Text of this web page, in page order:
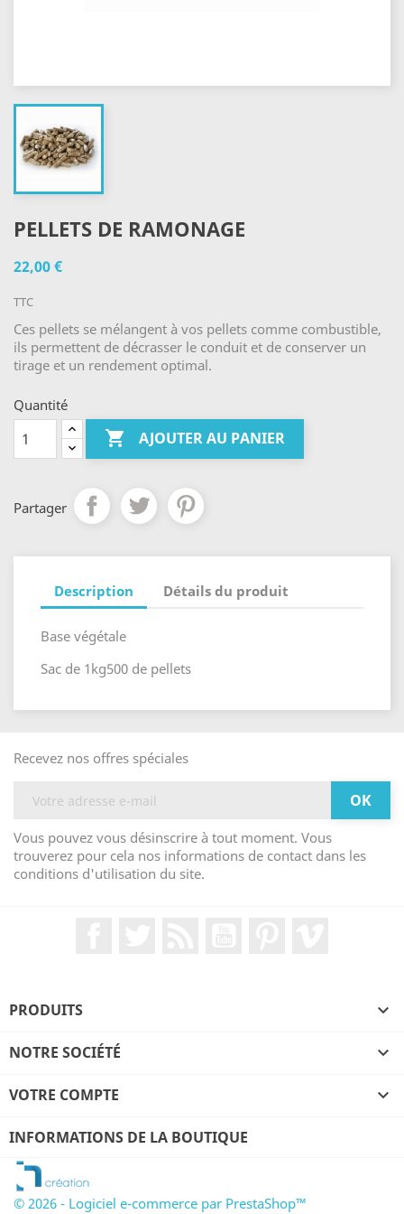
PELLETS DE RAMONAGE
22,00 €
TTC
Ces pellets se mélangent à vos pellets comme combustible,
ils permettent de décrasser le conduit et de conserver un
tirage et un rendement optimal.
Quantité
 AJOUTER AU PANIER
Partager
Description Détails du produit
Base végétale
Sac de 1kg500 de pellets
Recevez nos offres spéciales
Vous pouvez vous désinscrire à tout moment. Vous
trouverez pour cela nos informations de contact dans les
conditions d'utilisation du site.
PRODUITS 
NOTRE SOCIÉTÉ 
VOTRE COMPTE 
INFORMATIONS DE LA BOUTIQUE
© 2026 - Logiciel e-commerce par PrestaShop™